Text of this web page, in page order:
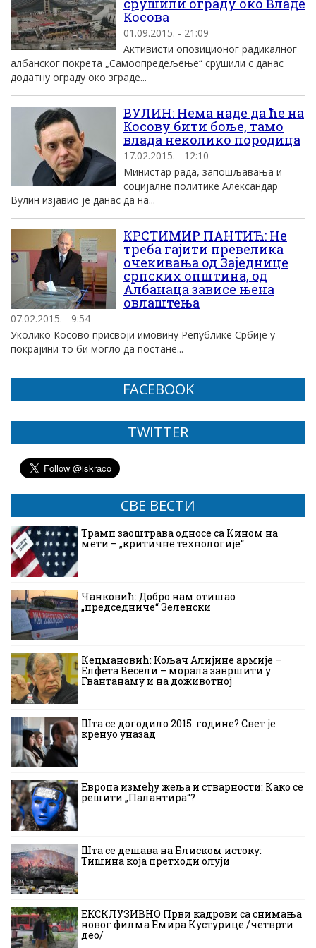
срушили ограду око Владе
Косова
01.09.2015. - 21:09
Активисти опозиционог радикалног
албанског покрета „Самоопредељење“ срушили с данас
додатну ограду око зграде...
ВУЛИН: Нема наде да ће на
Косову бити боље, тамо
влада неколико породица
17.02.2015. - 12:10
Министар рада, запошљавања и
социјалне политике Александар
Вулин изјавио је данас да на...
КРСТИМИР ПАНТИЋ: Не
треба гајити превелика
очекивања од Заједнице
српских општина, од
Албанаца зависе њена
овлаштења
07.02.2015. - 9:54
Уколико Косово присвоји имовину Републике Србије у
покрајини то би могло да постане...
FACEBOOK
TWITTER
СВЕ ВЕСТИ
Трамп заоштрава односе са Кином на
мети – „критичне технологије“
Чанковић: Добро нам отишао
„председниче“ Зеленски
Кецмановић: Кољач Алијине армије –
Елфета Весели – морала завршити у
Гвантанаму и на доживотној
Шта се догодило 2015. године? Свет је
кренуо уназад
Европа између жеља и стварности: Како се
решити „Палантира“?
Шта се дешава на Блиском истоку:
Тишина која претходи олуји
ЕКСКЛУЗИВНО Први кадрови са снимања
новог филма Емира Кустурице /четврти
део/